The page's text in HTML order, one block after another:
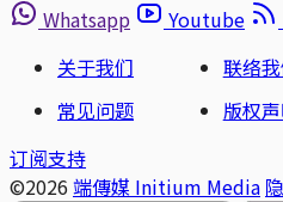
Whatsapp
Youtube
关于我们
联络
常见问题
版权
订阅支持
©2026 端傳媒 Initium Media